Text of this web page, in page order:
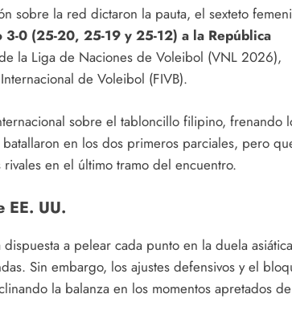
sobre la red dictaron la pauta, el sexteto
0 (25-20, 25-19 y 25-12) a la República
la Liga de Naciones de Voleibol (VNL 2026),
de Voleibol (FIVB).
sobre el tabloncillo filipino, frenando
en los dos primeros parciales, pero
en el último tramo del encuentro.
EE. UU.
a pelear cada punto en la duela
Sin embargo, los ajustes defensivos y el
la balanza en los momentos apretados